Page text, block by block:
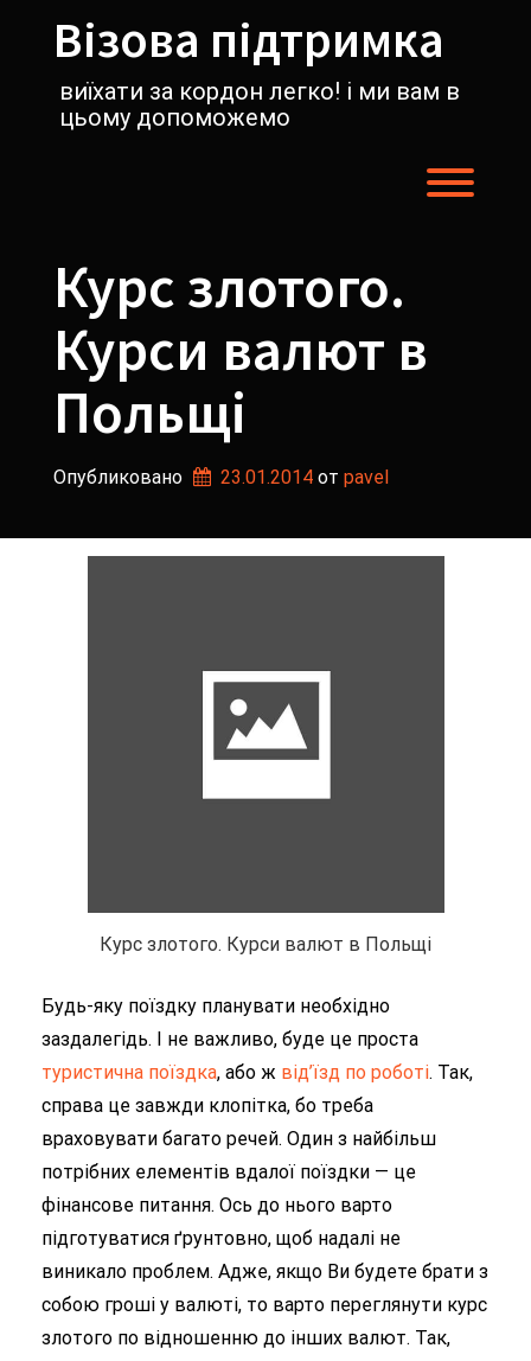
содержимомуВізова підтримка
виїхати за кордон легко! і ми вам в
цьому допоможемо
Курс злотого.
Курси валют в
Польщі
Опубликовано 23.01.2014 от pavel
Курс злотого. Курси валют в Польщі
Будь-яку поїздку планувати необхідно
заздалегідь. І не важливо, буде це проста
туристична поїздка, або ж від’їзд по роботі. Так,
справа це завжди клопітка, бо треба
враховувати багато речей. Один з найбільш
потрібних елементів вдалої поїздки — це
фінансове питання. Ось до нього варто
підготуватися ґрунтовно, щоб надалі не
виникало проблем. Адже, якщо Ви будете брати з
собою гроші у валюті, то варто переглянути курс
злотого по відношенню до інших валют. Так,